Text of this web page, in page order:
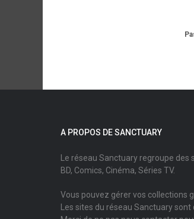
A PROPOS DE SANCTUARY
Le réseau Sanctuary regroupe
BD, Comics, Cinéma, Séries TV.
Vous pouvez gérer vos collections
Les sites du réseau Sanctuary